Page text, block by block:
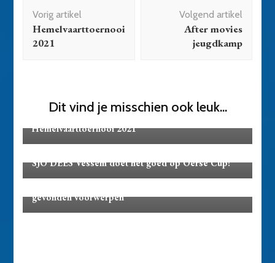
navigatie
Vorig artikel
Hemelvaarttoernooi
2021
Volgend artikel
After movies
jeugdkamp
Dit vind je misschien ook leuk...
Toernooi
Hemelvaarttoernooi 2021
SJO DEES Vessem doet het goed op Oerse Cup!
Toernooi
gevonden voorwerpen